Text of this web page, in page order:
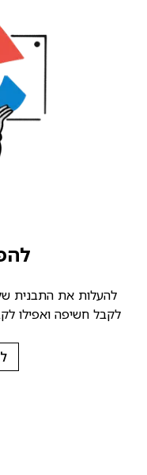
לקבל חשיפה ואפילו לקבל